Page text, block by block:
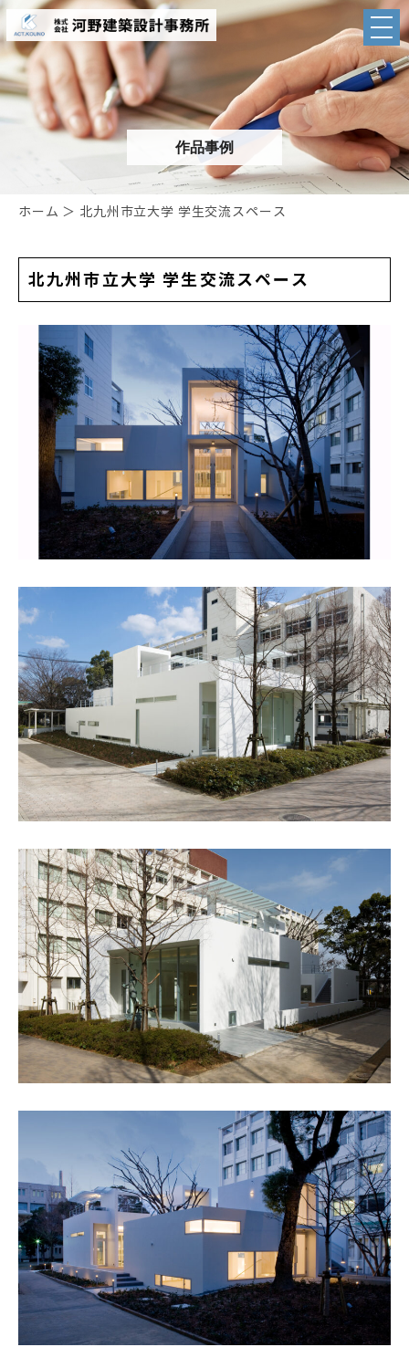
作品事例
ホーム ＞ 北九州市立大学 学生交流スペース
北九州市立大学 学生交流スペース